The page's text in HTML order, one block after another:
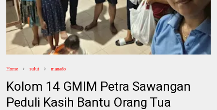
Home sulut manado
Kolom 14 GMIM Petra Sawangan
Peduli Kasih Bantu Orang Tua